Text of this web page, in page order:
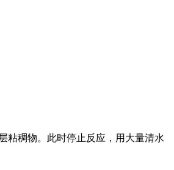
粘稠物。此时停止反应，用大量清水